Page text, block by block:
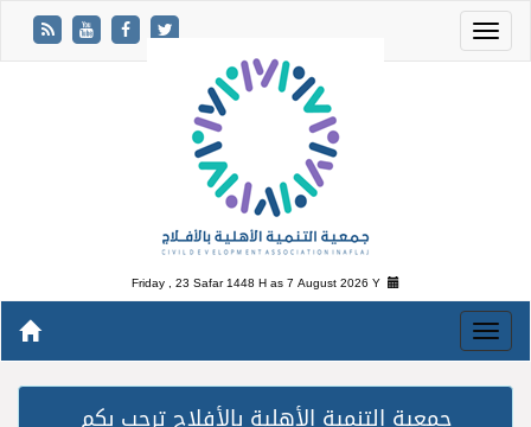
Friday , 23 Safar 1448 H as7 August 2026 Y
جمعية التنمية الأهلية بالأفلاج ترحب بكم